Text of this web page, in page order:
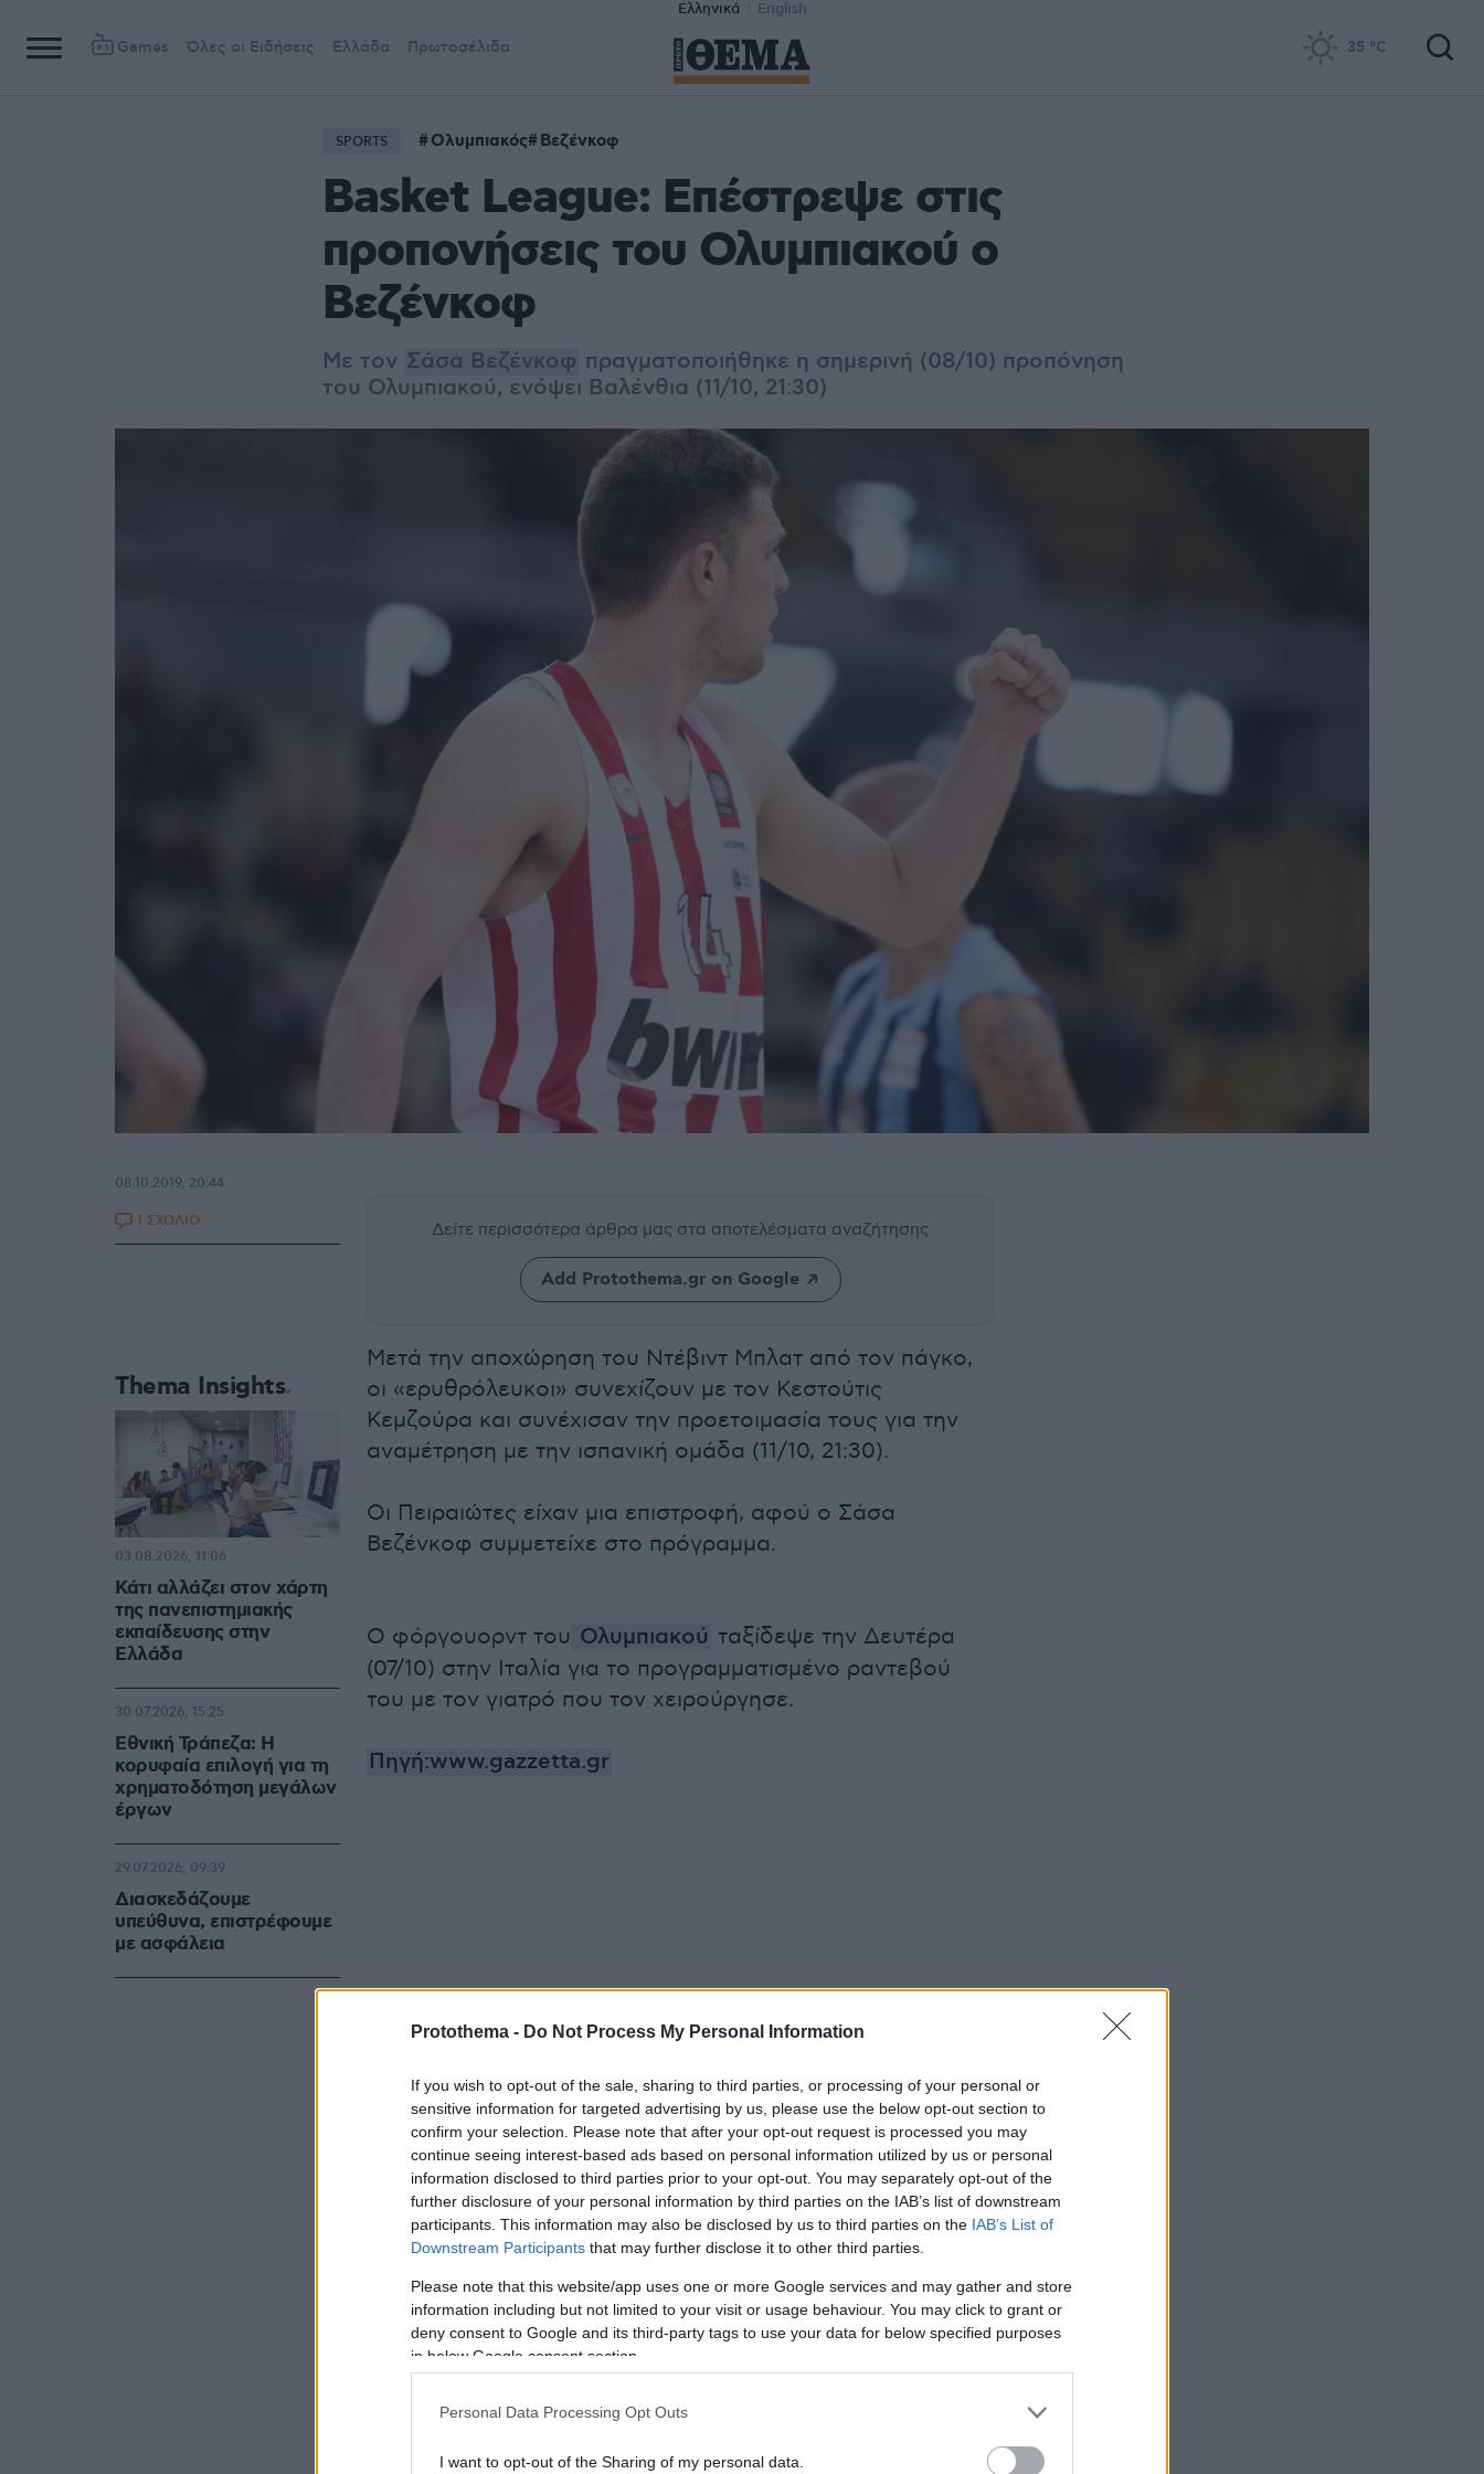
Protothema - Do Not Process My Personal Information
If you wish to opt-out of the sale, sharing to third parties, or processing of your personal or
sensitive information for targeted advertising by us, please use the below opt-out section to
confirm your selection. Please note that after your opt-out request is processed you may
continue seeing interest-based ads based on personal information utilized by us or personal
information disclosed to third parties prior to your opt-out. You may separately opt-out of the
further disclosure of your personal information by third parties on the IAB’s list of downstream
participants. This information may also be disclosed by us to third parties on the IAB’s List of
Downstream Participants that may further disclose it to other third parties.
Please note that this website/app uses one or more Google services and may gather and store
information including but not limited to your visit or usage behaviour. You may click to grant or
deny consent to Google and its third-party tags to use your data for below specified purposes
in below Google consent section.
Personal Data Processing Opt Outs
I want to opt-out of the Sharing of my personal data.
Ελληνικά English
Games Όλες οι Ειδήσεις Ελλάδα Πρωτοσέλιδα 35 °C
SPORTS Ολυμπιακός Βεζένκοφ
Basket League: Επέστρεψε στις
προπονήσεις του Ολυμπιακού ο
Βεζένκοφ
Με τον Σάσα Βεζένκοφ πραγματοποιήθηκε η σημερινή (08/10) προπόνηση
του Ολυμπιακού, ενόψει Βαλένθια (11/10, 21:30)
Δείτε περισσότερα άρθρα μας στα αποτελέσματα αναζήτησης
Add Protothema.gr on Google
Μετά την αποχώρηση του Ντέβιντ Μπλατ από τον πάγκο,
οι «ερυθρόλευκοι» συνεχίζουν με τον Κεστούτις
Κεμζούρα και συνέχισαν την προετοιμασία τους για την
αναμέτρηση με την ισπανική ομάδα (11/10, 21:30).
Οι Πειραιώτες είχαν μια επιστροφή, αφού ο Σάσα
Βεζένκοφ συμμετείχε στο πρόγραμμα.
Ο φόργουορντ του Ολυμπιακού ταξίδεψε την Δευτέρα
(07/10) στην Ιταλία για το προγραμματισμένο ραντεβού
του με τον γιατρό που τον χειρούργησε.
Πηγή:www.gazzetta.gr
08.10.2019, 20:44
1 ΣΧΟΛΙΟ
Thema Insights
Κάτι αλλάζει στον χάρτη
της πανεπιστημιακής
εκπαίδευσης στην
Ελλάδα
03.08.2026, 11:06
Εθνική Τράπεζα: Η
κορυφαία επιλογή για τη
χρηματοδότηση μεγάλων
έργων
30.07.2026, 15:25
Διασκεδάζουμε
υπεύθυνα, επιστρέφουμε
με ασφάλεια
29.07.2026, 09:39